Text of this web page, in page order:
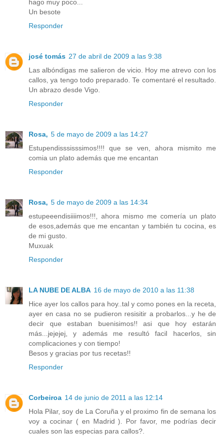
hago muy poco...
Un besote
Responder
josé tomás 27 de abril de 2009 a las 9:38
Las albóndigas me salieron de vicio. Hoy me atrevo con los
callos, ya tengo todo preparado. Te comentaré el resultado.
Un abrazo desde Vigo.
Responder
Rosa, 5 de mayo de 2009 a las 14:27
Estupendisssisssimos!!!! que se ven, ahora mismito me
comia un plato además que me encantan
Responder
Rosa, 5 de mayo de 2009 a las 14:34
estupeeendisiiiimos!!!, ahora mismo me comería un plato
de esos,además que me encantan y también tu cocina, es
de mi gusto.
Muxuak
Responder
LA NUBE DE ALBA 16 de mayo de 2010 a las 11:38
Hice ayer los callos para hoy..tal y como pones en la receta,
ayer en casa no se pudieron resisitir a probarlos...y he de
decir que estaban buenisimos!! asi que hoy estarán
más...jejejej, y además me resultó facil hacerlos, sin
complicaciones y con tiempo!
Besos y gracias por tus recetas!!
Responder
Corbeiroa 14 de junio de 2011 a las 12:14
Hola Pilar, soy de La Coruña y el proximo fin de semana los
voy a cocinar ( en Madrid ). Por favor, me podrías decir
cuales son las especias para callos?.